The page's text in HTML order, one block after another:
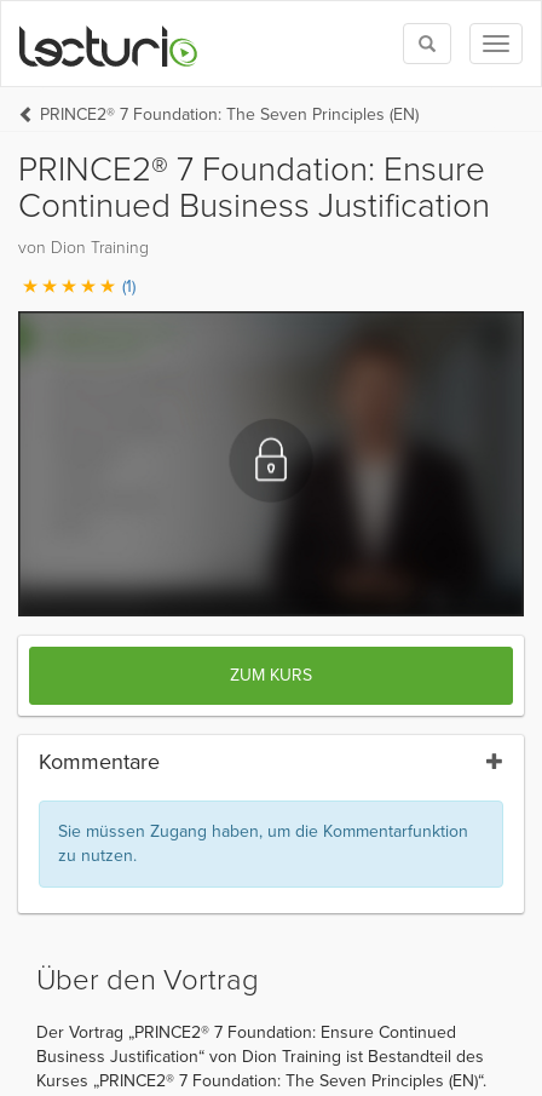
Toggle
search
PRINCE2® 7 Foundation: The Seven Principles (EN)
PRINCE2® 7 Foundation: Ensure
Continued Business Justification
von Dion Training
(1)
ZUM KURS
Kommentare
Sie müssen Zugang haben, um die Kommentarfunktion
zu nutzen.
Über den Vortrag
Der Vortrag „PRINCE2® 7 Foundation: Ensure Continued
Business Justification“ von Dion Training ist Bestandteil des
Kurses „PRINCE2® 7 Foundation: The Seven Principles (EN)“.